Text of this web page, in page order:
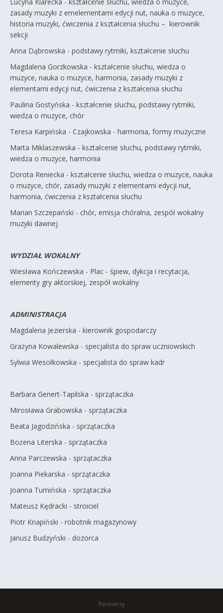
zasady muzyki z emelementami edycji nut, nauka o muzyce,
historia muzyki, ćwiczenia z kształcenia słuchu – kierownik
sekcji
Anna Dąbrowska - podstawy rytmiki, kształcenie słuchu
Magdalena Gorzkowska - kształcenie słuchu, wiedza o
muzyce, nauka o muzyce, harmonia, zasady muzyki z
elementami edycji nut, ćwiczenia z kształcenia słuchu
Paulina Gostyńska - kształcenie słuchu, podstawy rytmiki,
wiedza o muzyce, chór
Teresa Karpińska - Czajkowska - harmonia, formy muzyczne
Marta Miklaszewska - kształcenie słuchu, podstawy rytmiki,
wiedza o muzyce, harmonia
Dorota Reniecka - kształcenie słuchu, wiedza o muzyce, nauka
o muzyce, chór, zasady muzyki z elementami edycji nut,
harmonia, ćwiczenia z kształcenia słuchu
Marian Szczepański - chór, emisja chóralna, zespół wokalny
muzyki dawnej
WYDZIAŁ WOKALNY
Wiesława Kończewska - Plac - śpiew, dykcja i recytacja,
elementy gry aktorskiej, zespół wokalny
ADMINISTRACJA
Magdalena Jezierska - kierownik gospodarczy
Grażyna Kowalewska - specjalista do spraw uczniowskich
Sylwia Wesołkowska - specjalista do spraw kadr
Barbara Genert-Tapilska - sprzątaczka
Mirosława Grabowska - sprzątaczka
Beata Jagodzińska - sprzątaczka
Bożena Literska - sprzątaczka
Anna Parczewska - sprzątaczka
Joanna Piekarska - sprzątaczka
Joanna Tumińska - sprzątaczka
Mateusz Kędracki - stroiciel
Piotr Knapiński - robotnik magazynowy
Janusz Budzyński - dozorca
Partnerzy